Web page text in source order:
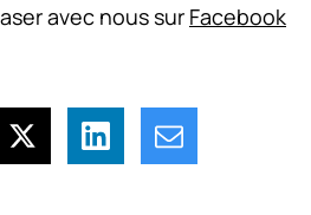
avec nous sur Facebook